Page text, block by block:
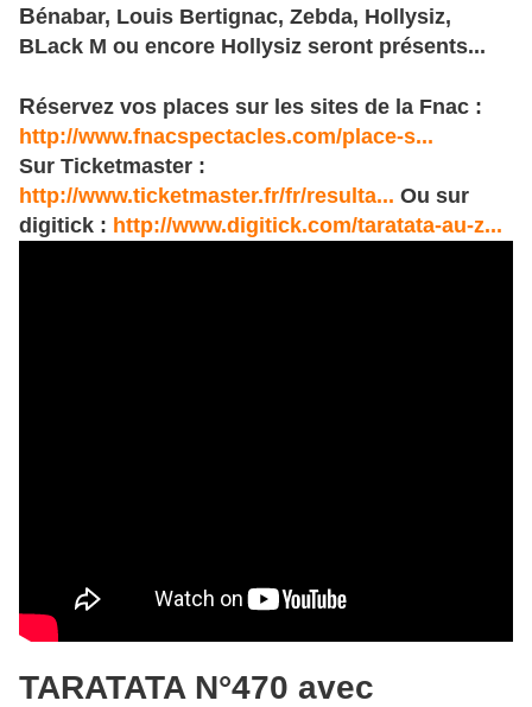
Bénabar, Louis Bertignac, Zebda, Hollysiz,
BLack M ou encore Hollysiz seront présents...
Réservez vos places sur les sites de la Fnac :
http://www.fnacspectacles.com/place-s...
Sur Ticketmaster :
http://www.ticketmaster.fr/fr/resulta... Ou sur
digitick : http://www.digitick.com/taratata-au-z...
TARATATA N°470 avec